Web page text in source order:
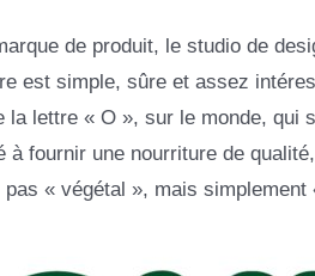
de produit, le studio de
est simple, sûre et assez
lettre « O », sur le monde, qui
fournir une nourriture de
« végétal », mais simplement